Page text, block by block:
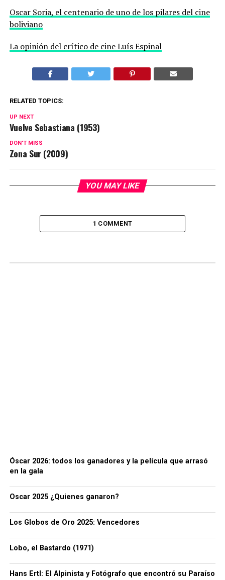
Oscar Soria, el centenario de uno de los pilares del cine
boliviano
La opinión del crítico de cine Luís Espinal
RELATED TOPICS:
UP NEXT
Vuelve Sebastiana (1953)
DON'T MISS
Zona Sur (2009)
YOU MAY LIKE
1 COMMENT
Óscar 2026: todos los ganadores y la película que arrasó
en la gala
Oscar 2025 ¿Quienes ganaron?
Los Globos de Oro 2025: Vencedores
Lobo, el Bastardo (1971)
Hans Ertl: El Alpinista y Fotógrafo que encontró su Paraíso